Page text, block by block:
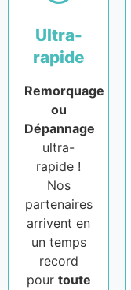
Ultra-
rapide
Remorquage
ou
Dépannage
ultra-
rapide !
Nos
partenaires
arrivent en
un temps
record
pour toute